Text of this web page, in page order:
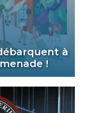
à
!